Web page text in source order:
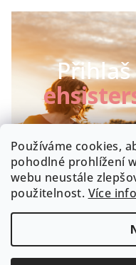
Používáme cookies,
pohodlné prohlížení
webu neustále
použitelnost. Více
Chceš být první, kdo
speciálních
Byla by škoda,